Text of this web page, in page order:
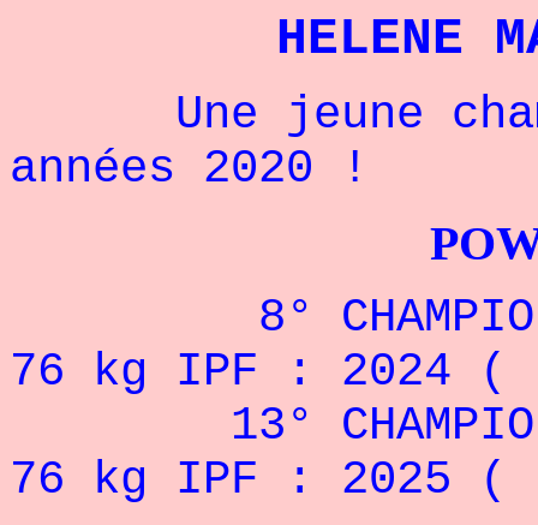
HELENE
Une jeune
années 2020 !
8°
76 kg IPF : 2024 (
13°
76 kg IPF : 2025 (